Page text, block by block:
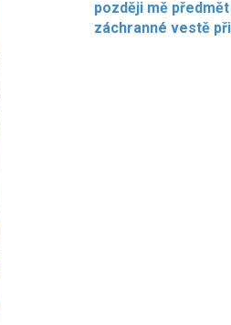
později mě
záchranné vestě